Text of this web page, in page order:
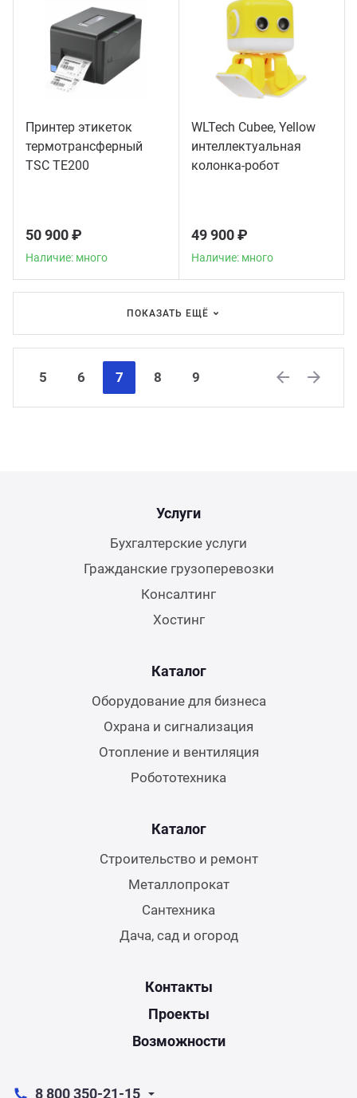
Принтер этикеток
термотрансферный
TSC TE200
50 900 ₽
Наличие: много
WLTech Cubee, Yellow
интеллектуальная
колонка-робот
49 900 ₽
Наличие: много
ПОКАЗАТЬ ЕЩЁ
5 6 7 8
9
Услуги
Бухгалтерские услуги
Гражданские грузоперевозки
Консалтинг
Хостинг
Каталог
Оборудование для бизнеса
Охрана и сигнализация
Отопление и вентиляция
Робототехника
Каталог
Строительство и ремонт
Металлопрокат
Сантехника
Дача, сад и огород
Контакты
Проекты
Возможности
8 800 350-21-15